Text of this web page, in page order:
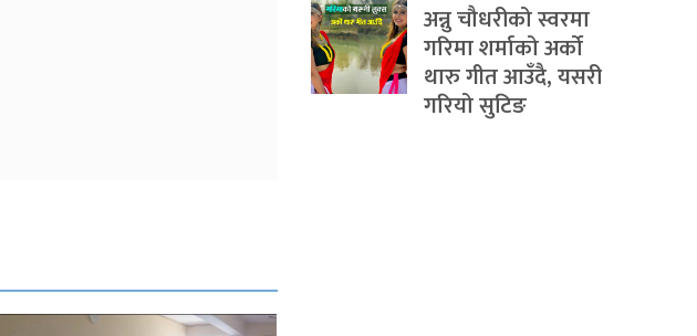
अन्नु चौधरीको स्वरमा
गरिमा शर्माको अर्को
थारु गीत आउँदै, यसरी
गरियो सुटिङ